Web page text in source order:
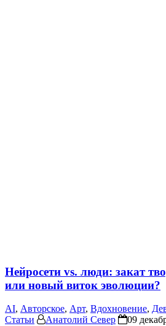
Нейросети vs. люди: закат
или новый виток эволюции?
AI, Авторское, Арт, Вдохновение,
Статьи
Анатолий Север
09